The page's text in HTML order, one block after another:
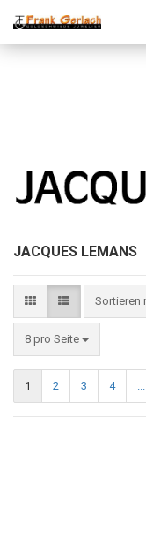
JACQUES LEMANS
Sortieren
8 pro Seite
1 2 3 4 ...